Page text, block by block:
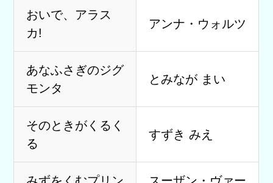
おいで、アラス
カ!
アンナ・ウォルツ
あなふさぎのジグ
モンタ
とみなが まい
そのときがくるく
る
すずき みえ